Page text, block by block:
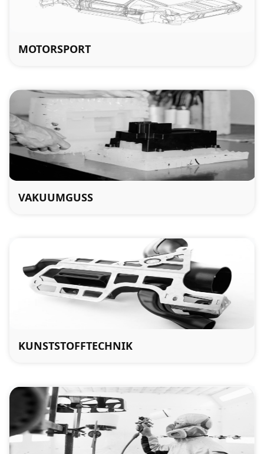
MOTORSPORT
VAKUUMGUSS
KUNSTSTOFFTECHNIK